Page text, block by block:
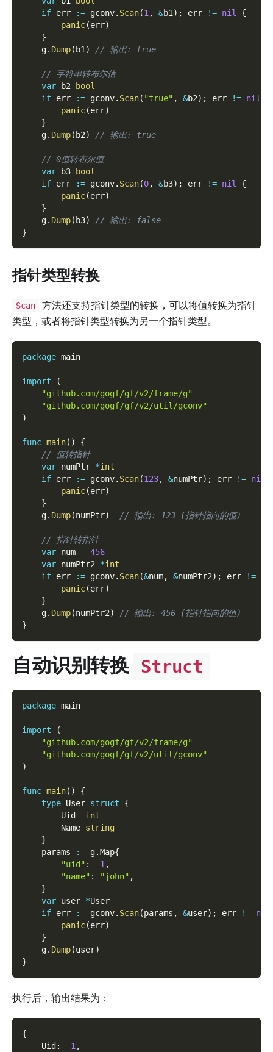
if err := gconv. Scan(1 , &b1 ) ; err != nil
{
panic(err)
}
    g
. Dump(b1 ) // 输出: true
// 字符串转布尔值
var b2 bool
if err := gconv. Scan( "true" , &b2) ; err != nil
panic(err)
}
    g
. Dump(b2) // 输出: true
// 0值转布尔值
var b3 bool
if err := gconv. Scan(0, &b3) ; err != nil
{
panic(err)
}
    g
. Dump(b3)
// 输出: false
}
指针类型转换
Scan
方法还支持指针类型的转换，可以将值转换为指针
类型，或者将指针类型转换为另一个指针类型。
package main
import
(
"github.com/gogf/gf/v2/frame/g"
"github.com/gogf/gf/v2/util/gconv"
)
func main( )
{
// 值转指针
var numPtr *int
if err := gconv. Scan(123, &numPtr) ; err != nil
panic(err)
}
    g
. Dump(numPtr) // 输出: 123 (指针指向的值)
// 指针转指针
var num = 456
var numPtr2 *int
if err := gconv. Scan(&num, &numPtr2) ; err !=
panic(err)
}
    g
. Dump(numPtr2)
// 输出: 456 (指针指向的值)
}
自动识别转换 Struct
package main
import
(
"github.com/gogf/gf/v2/frame/g"
"github.com/gogf/gf/v2/util/gconv"
)
func main( )
{
type User struct
{
        Uid
int
        Name
string
}
    params
:= g.Map{
"uid" : 1 ,
"name" : "john" ,
}
var user *User
if err := gconv. Scan(params , &user) ; err != nil
panic(err)
}
    g
. Dump(user)
}
执行后，输出结果为：
{
    Uid
: 1 ,